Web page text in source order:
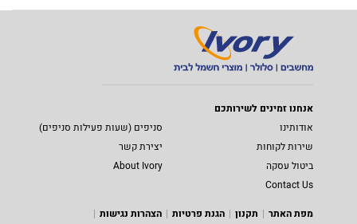
אנחנו זמינים לשירותכם
אודותינו
סניפים (שעות פעילות סניפים)
שירות לקוחות
יצירת קשר
ביטול עסקה
About Ivory
Contact Us
מפת האתר
תקנון הגנת פרטיות
הצהרות נגישות